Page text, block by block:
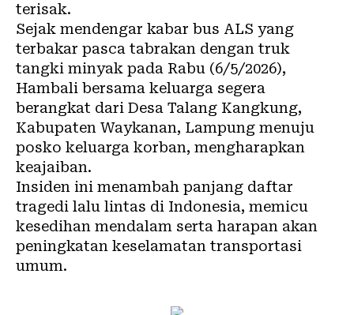
terisak.
Sejak mendengar kabar bus ALS yang
terbakar pasca tabrakan dengan truk
tangki minyak pada Rabu (6/5/2026),
Hambali bersama keluarga segera
berangkat dari Desa Talang Kangkung,
Kabupaten Waykanan, Lampung menuju
posko keluarga korban, mengharapkan
keajaiban.
Insiden ini menambah panjang daftar
tragedi lalu lintas di Indonesia, memicu
kesedihan mendalam serta harapan akan
peningkatan keselamatan transportasi
umum.